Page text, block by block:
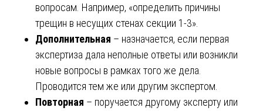
вопросам. Например, «определить причины
трещин в несущих стенах секции 1-3».
Дополнительная – назначается, если первая
экспертиза дала неполные ответы или возникли
новые вопросы в рамках того же дела.
Проводится тем же или другим экспертом.
Повторная – поручается другому эксперту или